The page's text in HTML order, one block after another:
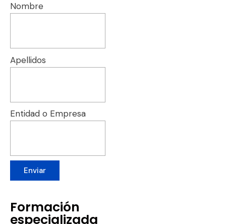
Nombre
Apellidos
Entidad o Empresa
Enviar
Formación
especializada